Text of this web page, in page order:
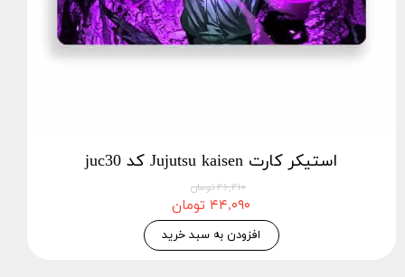
استیکر کارت Jujutsu kaisen کد juc30
۴۶,۴۱۰ تومان
۴۴,۰۹۰ تومان
افزودن به سبد خرید